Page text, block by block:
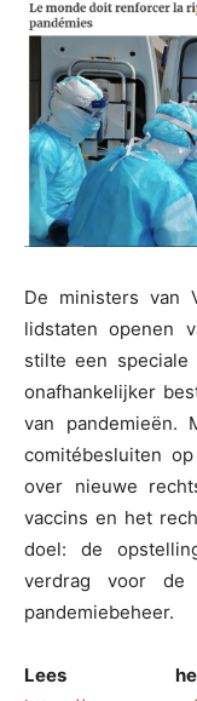
De ministers van
lidstaten openen
stilte een
onafhankelijker
van pandemieën.
comitébesluiten
over nieuwe
vaccins en het
doel: de
verdrag voor de
pandemiebeheer.
Lees